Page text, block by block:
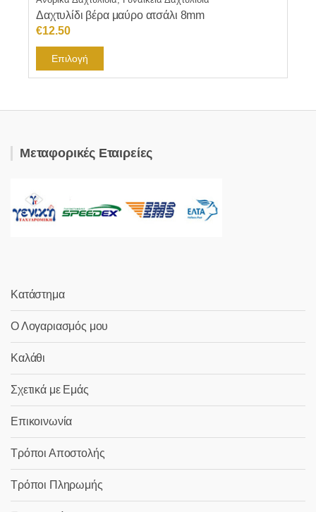
Δαχτυλίδι βέρα μαύρο ατσάλι 8mm
€12.50
Επιλογή
το
Οι
να
Μεταφορικές Εταιρείες
Κατάστημα
Ο Λογαριασμός μου
Καλάθι
Σχετικά με Εμάς
Επικοινωνία
Τρόποι Αποστολής
Τρόποι Πληρωμής